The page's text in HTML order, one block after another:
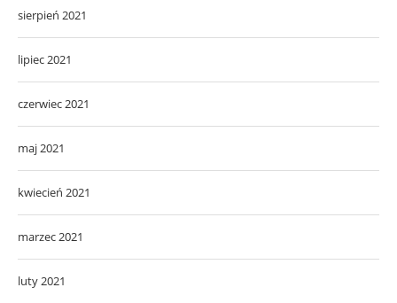
sierpień 2021
lipiec 2021
czerwiec 2021
maj 2021
kwiecień 2021
marzec 2021
luty 2021